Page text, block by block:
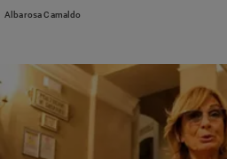
Albarosa Camaldo